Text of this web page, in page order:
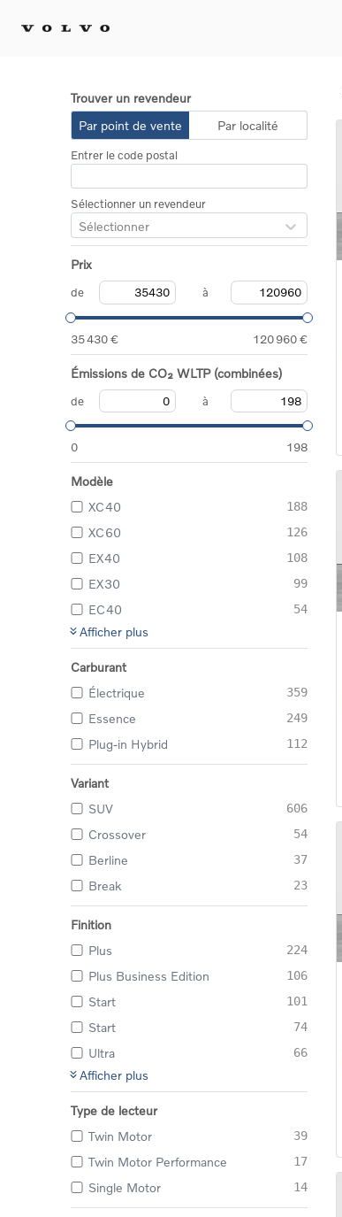
Trouver un revendeur
Par point de vente
Par localité
Entrer le code postal
Sélectionner un revendeur
Sélectionner
Prix
de à
35 430 € 120 960 €
Émissions de CO₂ WLTP (combinées)
de à
0 198
Modèle
XC40
188
XC60 126
EX40 108
EX30 99
EC40 54
Afficher plus
Carburant
Électrique
359
Essence 249
Plug-in Hybrid 112
Variant
SUV
606
Crossover 54
Berline 37
Break 23
Finition
Plus
224
Plus Business Edition 106
Start 101
Start 74
Ultra 66
Afficher plus
Type de lecteur
Twin Motor
39
Twin Motor Performance 17
Single Motor 14